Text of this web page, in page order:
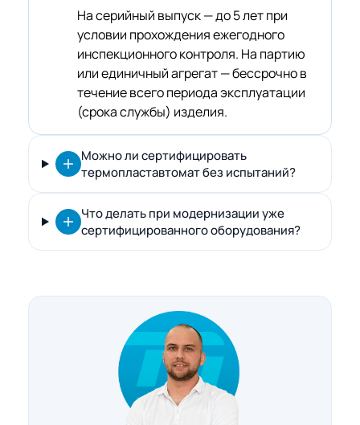
На серийный выпуск — до 5 лет при
условии прохождения ежегодного
инспекционного контроля. На партию
или единичный агрегат — бессрочно в
течение всего периода эксплуатации
(срока службы) изделия.
Можно ли сертифицировать
термопластавтомат без испытаний?
Что делать при модернизации уже
сертифицированного оборудования?